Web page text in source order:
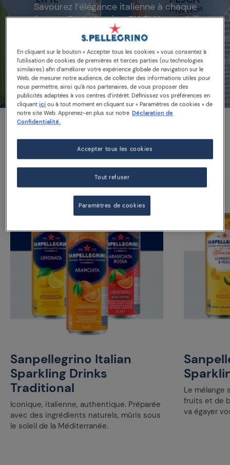
Savourez l’élégance italienne à chaque
gorgée avec Sanpellegrino CIAO! L’eau pétillante
avec une touche de fruits, relevée d’une pincée
de sel sicilien.
Découvrez toutes nos
délicieuses boissons
Sanpellegrino Italian
Sparkling Drinks
Traditional
Iconique, italienne, authentique. Préparée
avec des ingrédients naturels, mûris sous
le soleil de la Méditerranée.
Le mélange
fruits et de
va égayer
En cliquant sur le bouton « Accepter tous les cookies » vous consentez à
l’utilisation de cookies de premières et tierces parties (ou technologies
similaires) afin d’améliorer votre expérience globale de navigation sur le
Web, de mesurer notre audience, de collecter des informations utiles pour
nous permettre, ainsi qu’à nos partenaires, de vous proposer des
publicités adaptées à vos centres d’intérêt. Définissez vos préférences en
cliquantici ou à tout moment en cliquant sur « Paramètres de cookies » de
notre site Web. Apprenez-en plus sur notre Déclaration de
Confidentialité.
Tout refuser
Accepter tous les cookies
Paramètres de cookies